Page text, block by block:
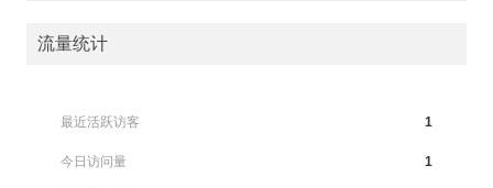
流量统计
1
最近活跃访客
1
今日访问量